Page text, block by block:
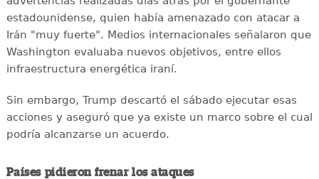
estadounidense, quien había amenazado con atacar a
Irán "muy fuerte". Medios internacionales señalaron que
Washington evaluaba nuevos objetivos, entre ellos
infraestructura energética iraní.
Sin embargo, Trump descartó el sábado ejecutar esas
acciones y aseguró que ya existe un marco sobre el cual
podría alcanzarse un acuerdo.
Países pidieron frenar los ataques